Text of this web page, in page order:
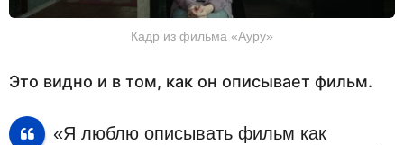
Кадр из фильма «Ауру»
Это видно и в том, как он описывает фильм.
«Я люблю описывать фильм как